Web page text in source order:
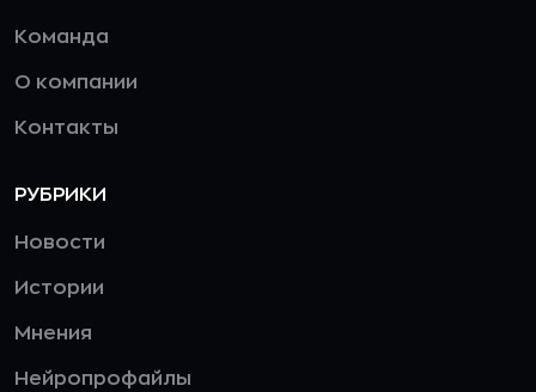
Команда
О компании
Контакты
РУБРИКИ
Новости
Истории
Мнения
Нейропрофайлы